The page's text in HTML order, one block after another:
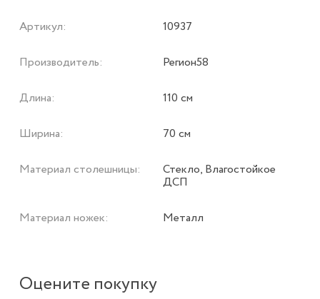
Оцените покупку
Артикул: 10937
Производитель: Регион58
Длина: 110 см
Ширина: 70 см
Материал столешницы: Стекло, Влагостойкое
ДСП
Материал ножек: Металл